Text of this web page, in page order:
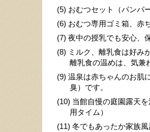
(5) おむつセット（パンパ
(6) おむつ専用ゴミ箱、赤
(7) 夜中の授乳でも安心、
(8) ミルク、離乳食は好み
離乳食の温めは、気兼
(9) 温泉は赤ちゃんのお肌
臭）です。
(10) 当館自慢の庭園露天
用タイム）
(11) 冬でもあったか家族